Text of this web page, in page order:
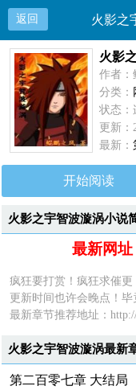
返回 火影之
火影
作者：
分类：
状态：
更新：
最新：
开始阅读
火影之宇智波漩涡小说
最新网
疯狂要打赏！疯狂求催更
更新时间也许会晚点！毕
最新章节推荐地址：
火影之宇智波漩涡最新
第二百零七章 大结局